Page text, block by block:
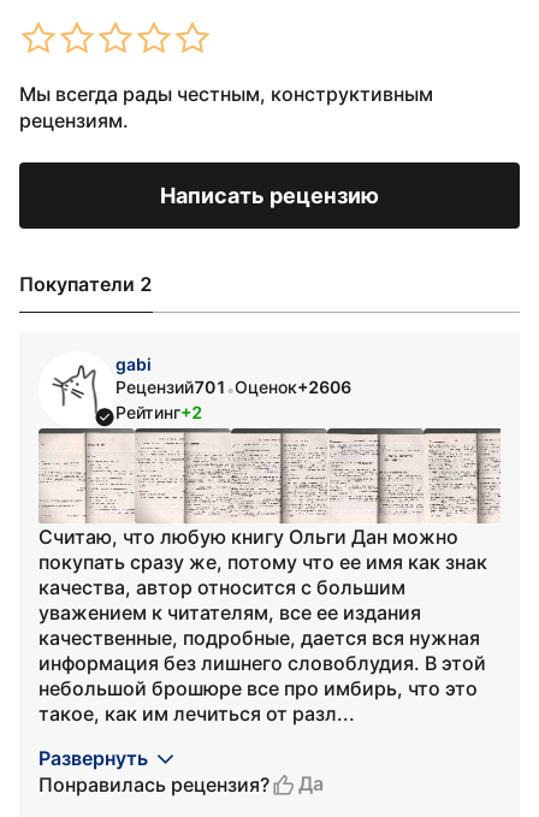
Мы всегда рады честным, конструктивным
рецензиям.
Написать рецензию
Покупатели 2
gabi
Рецензий701 •Оценок+2606
Рейтинг+2
Считаю, что любую книгу Ольги Дан можно
покупать сразу же, потому что ее имя как знак
качества, автор относится с большим
уважением к читателям, все ее издания
качественные, подробные, дается вся нужная
информация без лишнего словоблудия. В этой
небольшой брошюре все про имбирь, что это
такое, как им лечиться от разл...
Развернуть
Понравилась рецензия?
Да